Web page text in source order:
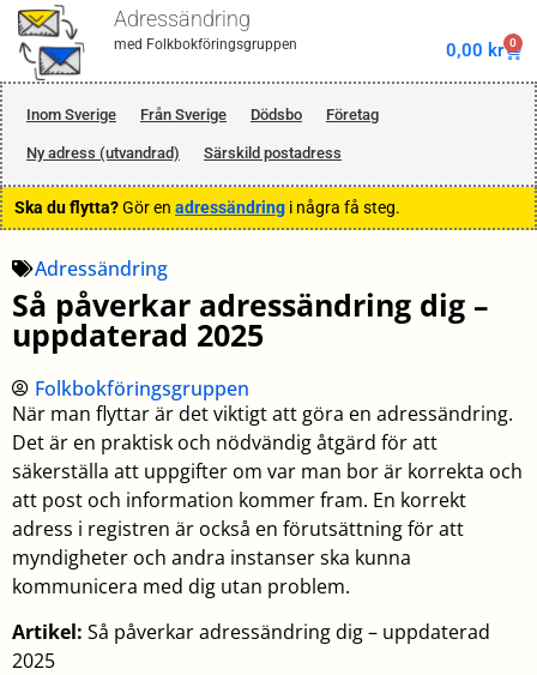
Adressändring
med Folkbokföringsgruppen 0,00 kr 0
Inom Sverige Från Sverige Dödsbo Företag
Ny adress (utvandrad) Särskild postadress
Ska du flytta?Gör en adressändring i några få steg.
Adressändring
Så påverkar adressändring dig –
uppdaterad 2025
Folkbokföringsgruppen
När man flyttar är det viktigt att göra en adressändring.
Det är en praktisk och nödvändig åtgärd för att
säkerställa att uppgifter om var man bor är korrekta och
att post och information kommer fram. En korrekt
adress i registren är också en förutsättning för att
myndigheter och andra instanser ska kunna
kommunicera med dig utan problem.
Artikel: Så påverkar adressändring dig – uppdaterad
2025